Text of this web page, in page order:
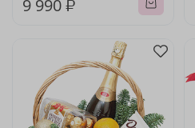
9 990 ₽